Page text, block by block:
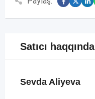
Satıcı haqqında
Sevda Aliyeva